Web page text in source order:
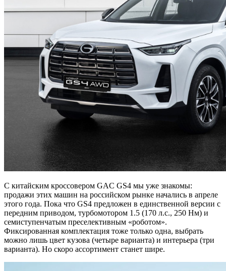
С китайским кроссовером GAC GS4 мы уже знакомы:
продажи этих машин на российском рынке начались в апреле
этого года. Пока что GS4 предложен в единственной версии с
передним приводом, турбомотором 1.5 (170 л.с., 250 Нм) и
семиступенчатым преселективным «роботом».
Фиксированная комплектация тоже только одна, выбрать
можно лишь цвет кузова (четыре варианта) и интерьера (три
варианта). Но скоро ассортимент станет шире.